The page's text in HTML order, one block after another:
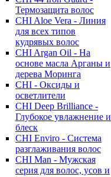
Термозащита волос
CHI Aloe Vera - Линия
для всех типов
кудрявых волос
CHI Argan Oil - На
основе масла Арганы и
дерева Моринга
CHI - Оксиды и
осветлители
CHI Deep Brilliance -
Глубокое увлажнение и
блеск
CHI Enviro - Система
разглаживания волос
CHI Man - Мужская
серия для волос, усов и